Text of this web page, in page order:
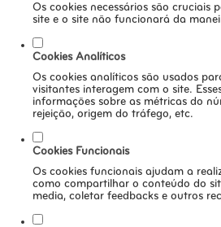
Os cookies necessários são cruciais
site e o site não funcionará da
Cookies Analíticos
Os cookies analíticos são usados
visitantes interagem com o site.
informações sobre as métricas do
rejeição, origem do tráfego, etc.
Cookies Funcionais
Os cookies funcionais ajudam a
como compartilhar o conteúdo do
media, coletar feedbacks e outros